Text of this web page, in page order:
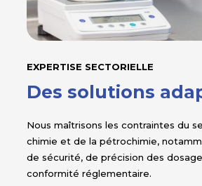
EXPERTISE SECTORIELLE
Des solutions
Nous maîtrisons les contraintes du
chimie et de la pétrochimie,
de sécurité, de précision des
conformité réglementaire.